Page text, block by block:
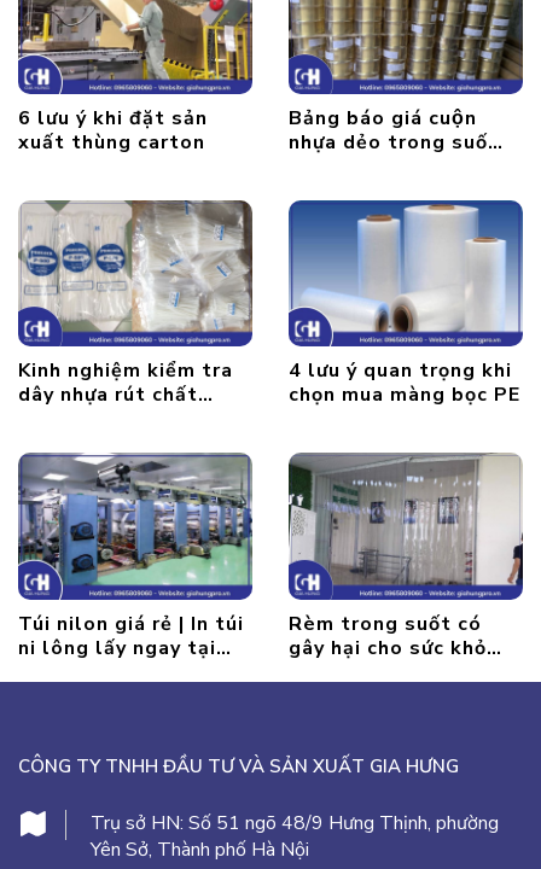
6 lưu ý khi đặt sản
xuất thùng carton
Bảng báo giá cuộn
nhựa dẻo trong suốt
Kinh nghiệm kiểm tra
dây nhựa rút chất
4 lưu ý quan trọng khi
chọn mua màng bọc PE
Túi nilon giá rẻ | In túi
ni lông lấy ngay tại
Rèm trong suốt có
gây hại cho sức khỏe
CÔNG TY TNHH ĐẦU TƯ VÀ SẢN XUẤT GIA HƯNG
Trụ sở HN: Số 51 ngõ 48/9 Hưng Thịnh, phường
Yên Sở, Thành phố Hà Nội